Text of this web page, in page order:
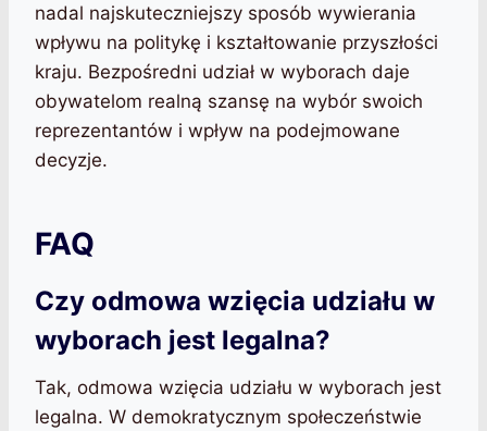
nadal najskuteczniejszy sposób wywierania
wpływu na politykę i kształtowanie przyszłości
kraju. Bezpośredni udział w wyborach daje
obywatelom realną szansę na wybór swoich
reprezentantów i wpływ na podejmowane
decyzje.
FAQ
Czy odmowa wzięcia udziału w
wyborach jest legalna?
Tak, odmowa wzięcia udziału w wyborach jest
legalna. W demokratycznym społeczeństwie